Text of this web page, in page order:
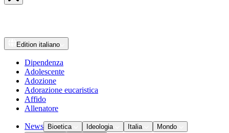
Edition italiano
Dipendenza
Adolescente
Adozione
Adorazione eucaristica
Affido
Allenatore
News Bioetica Ideologia Italia
Mondo